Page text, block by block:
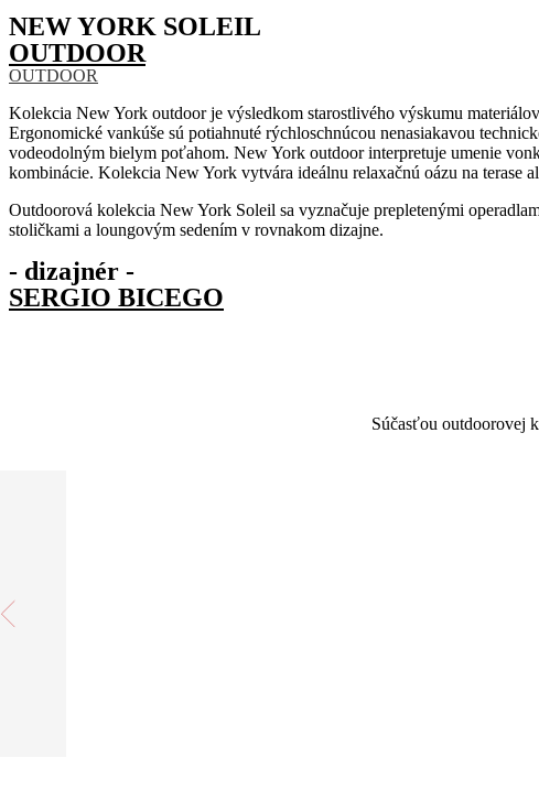
NEW YORK SOLEIL
OUTDOOR
OUTDOOR
Kolekcia New York outdoor je výsledkom starostlivého výskumu
Ergonomické vankúše sú potiahnuté rýchloschnúcou nenasiakavou
vodeodolným bielym poťahom. New York outdoor interpretuje umenie
kombinácie. Kolekcia New York vytvára ideálnu relaxačnú oázu na terase
Outdoorová kolekcia New York Soleil sa vyznačuje prepletenými
stoličkami a loungovým sedením v rovnakom dizajne.
- dizajnér -
SERGIO BICEGO
Súčasťou outdoorovej